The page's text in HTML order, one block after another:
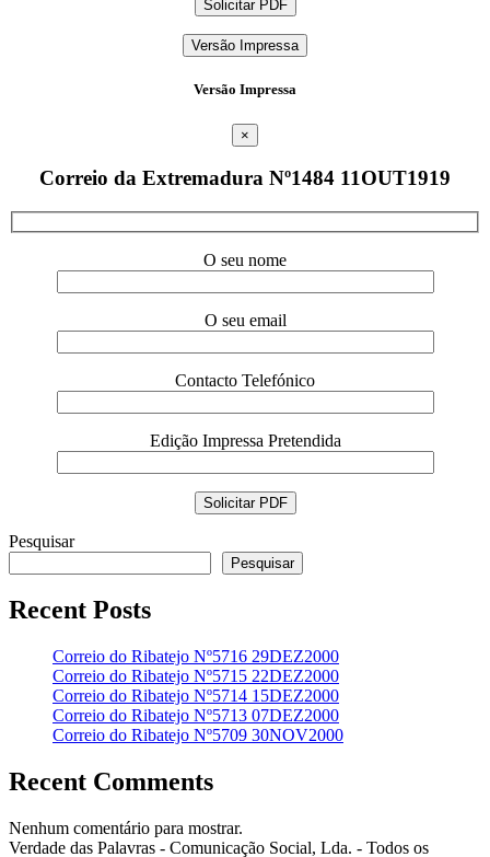
Versão Impressa
Versão Impressa
×
Correio da Extremadura Nº1484 11OUT1919
O seu nome
O seu email
Contacto Telefónico
Edição Impressa Pretendida
Pesquisar
Pesquisar
Recent Posts
Correio do Ribatejo Nº5716 29DEZ2000
Correio do Ribatejo Nº5715 22DEZ2000
Correio do Ribatejo Nº5714 15DEZ2000
Correio do Ribatejo Nº5713 07DEZ2000
Correio do Ribatejo Nº5709 30NOV2000
Recent Comments
Nenhum comentário para mostrar.
Verdade das Palavras - Comunicação Social, Lda. - Todos os